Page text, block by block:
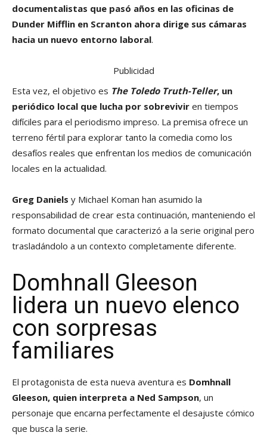
documentalistas que pasó años en las oficinas de
Dunder Mifflin en Scranton ahora dirige sus cámaras
hacia un nuevo entorno laboral.
Publicidad
Esta vez, el objetivo es The Toledo Truth-Teller, un
periódico local que lucha por sobrevivir en tiempos
difíciles para el periodismo impreso. La premisa ofrece un
terreno fértil para explorar tanto la comedia como los
desafíos reales que enfrentan los medios de comunicación
locales en la actualidad.
Greg Daniels y Michael Koman han asumido la
responsabilidad de crear esta continuación, manteniendo el
formato documental que caracterizó a la serie original pero
trasladándolo a un contexto completamente diferente.
Domhnall Gleeson
lidera un nuevo elenco
con sorpresas
familiares
El protagonista de esta nueva aventura es Domhnall
Gleeson, quien interpreta a Ned Sampson, un
personaje que encarna perfectamente el desajuste cómico
que busca la serie.